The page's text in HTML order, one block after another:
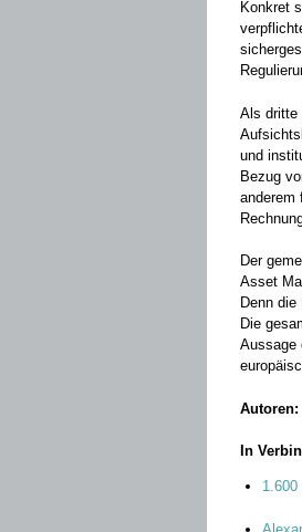
Konkret
Als dritte
und
Bezug
anderem
Der
Asset
Denn
Die
Aussage
Autoren:
In
1.600